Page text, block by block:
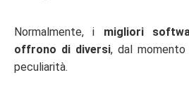
Normalmente, i migliori
offrono di diversi, dal
peculiarità.